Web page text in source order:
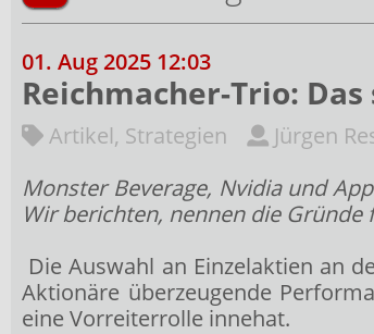
01. Aug 2025 12:03
Reichmacher-Trio:
Artikel, Strategien Jürgen
Monster Beverage, Nvidia und
Wir berichten, nennen die
Die Auswahl an Einzelaktien an
Aktionäre überzeugende
eine Vorreiterrolle innehat.